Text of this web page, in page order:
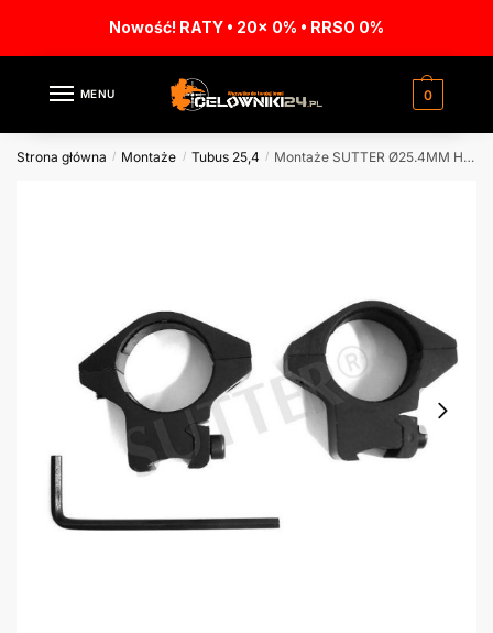
Nowość! RATY • 20x 0% • RRSO 0%
MENU 0
Strona główna / Montaże / Tubus 25,4 / Montaże SUTTER Ø25.4MM H40MM 11-13MM